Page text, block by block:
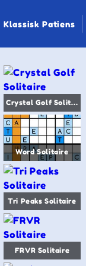
Klassisk Patiens
Crystal Golf Solitaire
Word Solitaire
Tri Peaks Solitaire
FRVR Solitaire